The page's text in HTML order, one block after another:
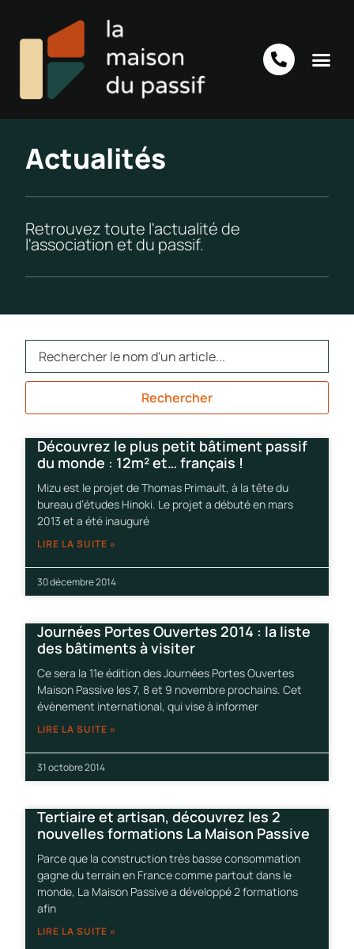
Actualités
Retrouvez toute l'actualité de
l'association et du passif.
Rechercher
Découvrez le plus petit bâtiment passif
du monde : 12m² et… français !
Mizu est le projet de Thomas Primault, à la tête du
bureau d’études Hinoki. Le projet a débuté en mars
2013 et a été inauguré
LIRE LA SUITE »
30 décembre 2014
Journées Portes Ouvertes 2014 : la liste
des bâtiments à visiter
Ce sera la 11e édition des Journées Portes Ouvertes
Maison Passive les 7, 8 et 9 novembre prochains. Cet
évènement international, qui vise à informer
LIRE LA SUITE »
31 octobre 2014
Tertiaire et artisan, découvrez les 2
nouvelles formations La Maison Passive
Parce que la construction très basse consommation
gagne du terrain en France comme partout dans le
monde, La Maison Passive a développé 2 formations
afin
LIRE LA SUITE »